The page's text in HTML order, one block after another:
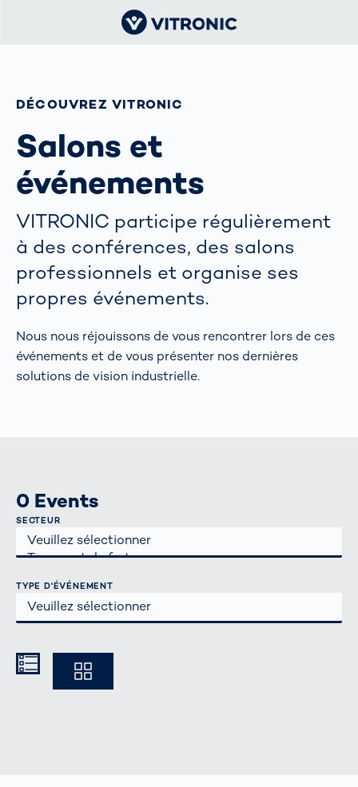
DÉCOUVREZ VITRONIC
Salons et
événements
VITRONIC participe régulièrement
à des conférences, des salons
professionnels et organise ses
propres événements.
Nous nous réjouissons de vous rencontrer lors de ces
événements et de vous présenter nos dernières
solutions de vision industrielle.
0 Events
SECTEUR
TYPE D'ÉVÉNEMENT
Kompakt